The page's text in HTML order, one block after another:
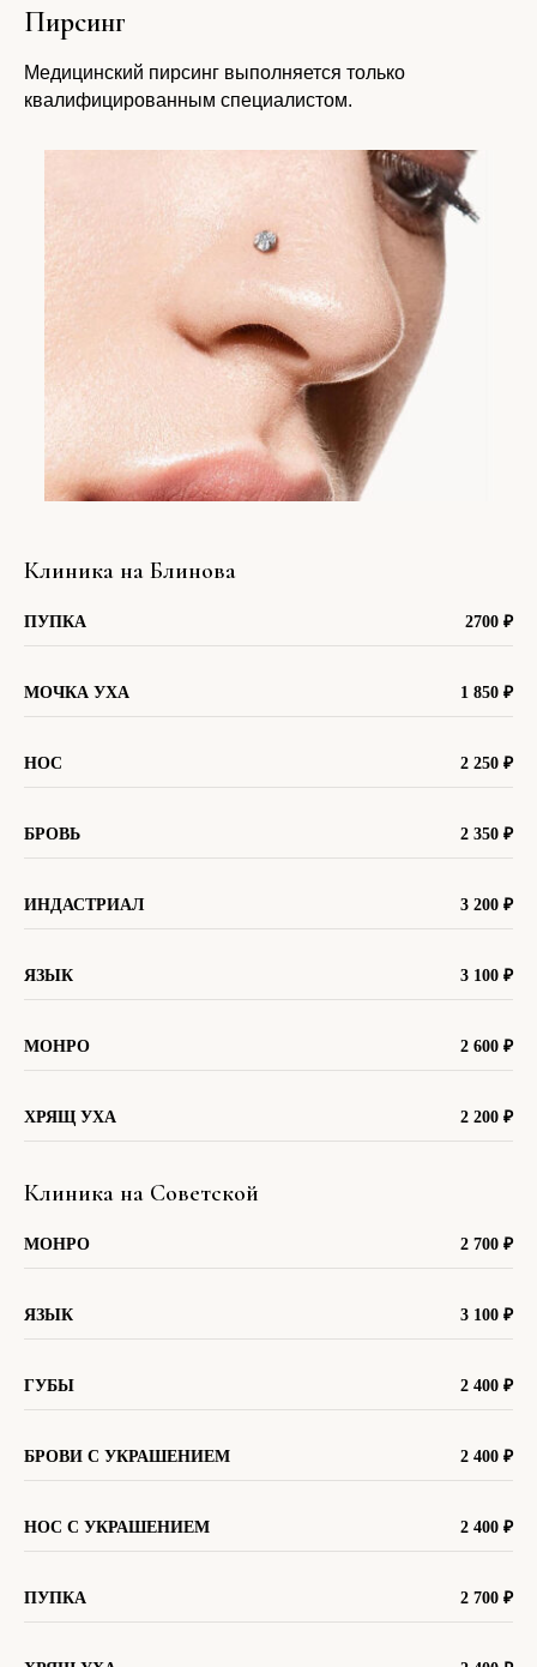
Пирсинг
Медицинский пирсинг выполняется только
квалифицированным специалистом.
Клиника на Блинова
ПУПКА 2700 ₽
МОЧКА УХА 1 850 ₽
НОС 2 250 ₽
БРОВЬ 2 350 ₽
ИНДАСТРИАЛ 3 200 ₽
ЯЗЫК 3 100 ₽
МОНРО 2 600 ₽
ХРЯЩ УХА 2 200 ₽
Клиника на Советской
МОНРО 2 700 ₽
ЯЗЫК 3 100 ₽
ГУБЫ 2 400 ₽
БРОВИ С УКРАШЕНИЕМ 2 400 ₽
НОС С УКРАШЕНИЕМ 2 400 ₽
ПУПКА 2 700 ₽